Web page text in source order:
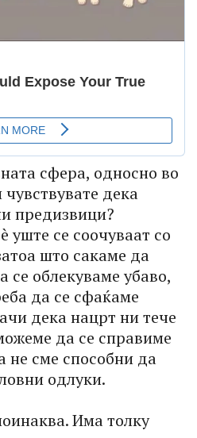
сфера, односно во
дека
предизвици?
уште се соочуваат со
што сакаме да
облекуваме убаво,
да се сфаќаме
дека нацрт ни тече
да се справиме
не сме способни да
одлуки.
Има толку